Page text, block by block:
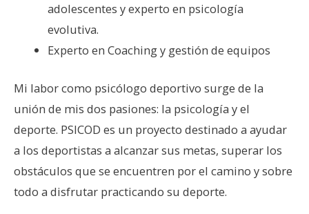
adolescentes y experto en psicología
evolutiva.
Experto en Coaching y gestión de equipos
Mi labor como psicólogo deportivo surge de la
unión de mis dos pasiones: la psicología y el
deporte. PSICOD es un proyecto destinado a ayudar
a los deportistas a alcanzar sus metas, superar los
obstáculos que se encuentren por el camino y sobre
todo a disfrutar practicando su deporte.